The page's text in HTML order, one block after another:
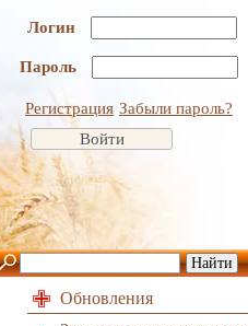
Логин
Пароль
Регистрация Забыли пароль?
Обновления